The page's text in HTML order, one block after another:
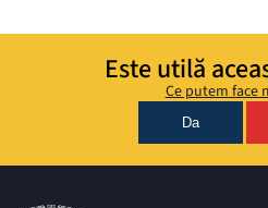
Este utilă
Ce putem face
Da